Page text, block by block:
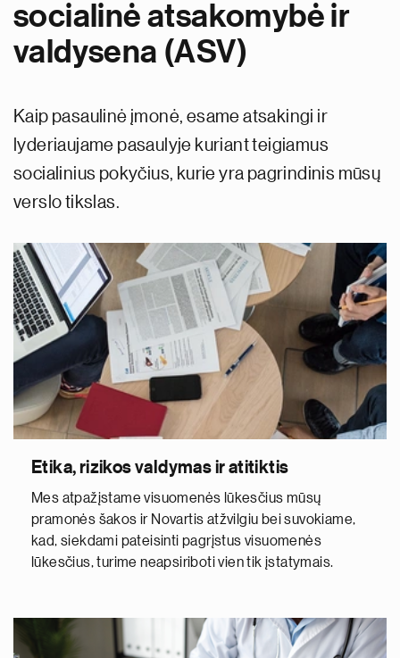
socialinė atsakomybė ir
valdysena (ASV)
Kaip pasaulinė įmonė, esame atsakingi ir
lyderiaujame pasaulyje kuriant teigiamus
socialinius pokyčius, kurie yra pagrindinis mūsų
verslo tikslas.
Etika, rizikos valdymas ir atitiktis
Mes atpažįstame visuomenės lūkesčius mūsų
pramonės šakos ir Novartis atžvilgiu bei suvokiame,
kad, siekdami pateisinti pagrįstus visuomenės
lūkesčius, turime neapsiriboti vien tik įstatymais.